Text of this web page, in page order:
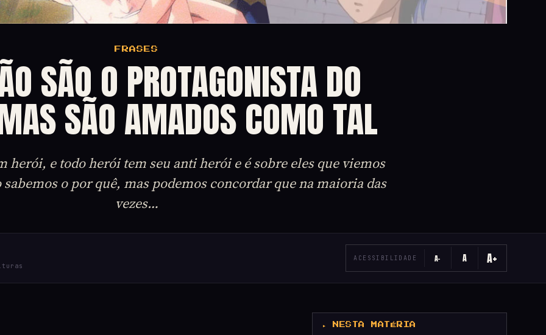
FRASES
SÃO O PROTAGONISTA DO
SÃO AMADOS COMO TAL
herói, e todo herói tem seu anti herói e é sobre eles que viemos
o por quê, mas podemos concordar que na maioria das
vezes…
ACESSIBILIDADE A− A A+
▸ NESTA MATÉRIA